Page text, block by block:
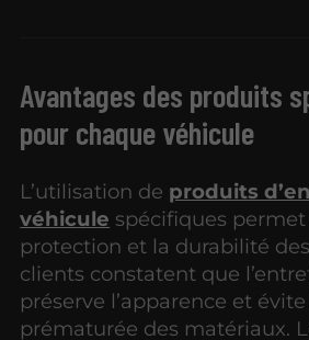
Avantages des produits
pour chaque véhicule
L’utilisation de produits
véhicule spécifiques
protection et la durabilité
clients constatent que
préserve l’apparence et évite
prématurée des matériaux.